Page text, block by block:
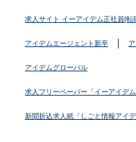
求人サイト イーアイデム正社員[転
アイデムエージェント新卒
アイデムグローバル
求人フリーペーパー「イーアイデ
新聞折込求人紙「しごと情報アイデ